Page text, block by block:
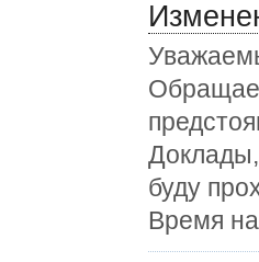
буду
Время